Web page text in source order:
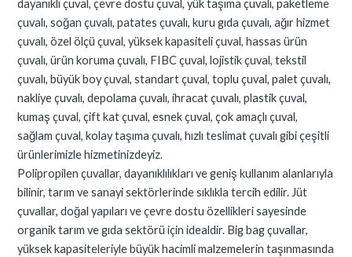
dayanıklı çuval, çevre dostu çuval, yük taşıma çuvalı, paketleme
çuvalı, soğan çuvalı, patates çuvalı, kuru gıda çuvalı, ağır hizmet
çuvalı, özel ölçü çuval, yüksek kapasiteli çuval, hassas ürün
çuvalı, ürün koruma çuvalı, FIBC çuval, lojistik çuval, tekstil
çuvalı, büyük boy çuval, standart çuval, toplu çuval, palet çuvalı,
nakliye çuvalı, depolama çuvalı, ihracat çuvalı, plastik çuval,
kumaş çuval, çift kat çuval, esnek çuval, çok amaçlı çuval,
sağlam çuval, kolay taşıma çuvalı, hızlı teslimat çuvalı gibi çeşitli
ürünlerimizle hizmetinizdeyiz.
Polipropilen çuvallar, dayanıklılıkları ve geniş kullanım alanlarıyla
bilinir, tarım ve sanayi sektörlerinde sıklıkla tercih edilir. Jüt
çuvallar, doğal yapıları ve çevre dostu özellikleri sayesinde
organik tarım ve gıda sektörü için idealdir. Big bag çuvallar,
yüksek kapasiteleriyle büyük hacimli malzemelerin taşınmasında